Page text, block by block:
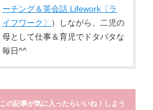
ーチング＆英会話 Lifework〔ラ
イフワーク〕
）しながら、二児の
母として仕事＆育児でドタバタな
毎日^^
この記事が気に入ったらいいね！しよう